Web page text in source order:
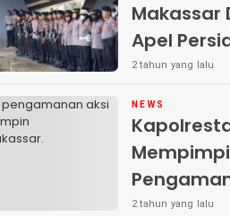
Makassar
Apel
2 tahun yang lalu
NEWS
2 tahun yang lalu